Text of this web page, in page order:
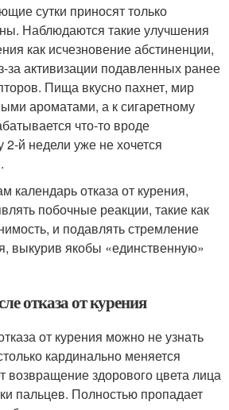
сутки приносят только
Наблюдаются такие улучшения
как исчезновение абстиненции,
за активизации подавленных ранее
Пища вкусно пахнет, мир
ароматами, а к сигаретному
что-то вроде
й недели уже не хочется
календарь отказа от курения,
побочные реакции, такие как
и подавлять стремление
выкурив якобы «единственную»
отказа от курения
от курения можно не узнать
кардинально меняется
возвращение здорового цвета лица
пальцев. Полностью пропадает